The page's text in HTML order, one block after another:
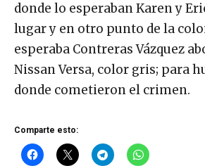
donde lo esperaban Karen y
lugar y en otro punto de la
esperaba Contreras Vázquez
Nissan Versa, color gris; para
donde cometieron el crimen.
Comparte esto: